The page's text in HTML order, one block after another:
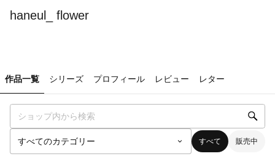
haneul_ flower
作品一覧 シリーズ プロフィール レビュー レター
すべて 販売中